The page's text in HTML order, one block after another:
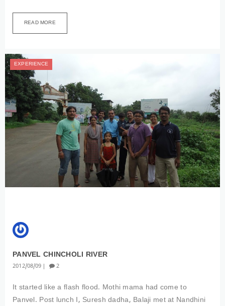
READ MORE
EXPERIENCE
PANVEL CHINCHOLI RIVER
2012 08 09 2
It started like a flash flood. Mothi mama had come to
Panvel. Post lunch I, Suresh dadha, Balaji met at Nandhini